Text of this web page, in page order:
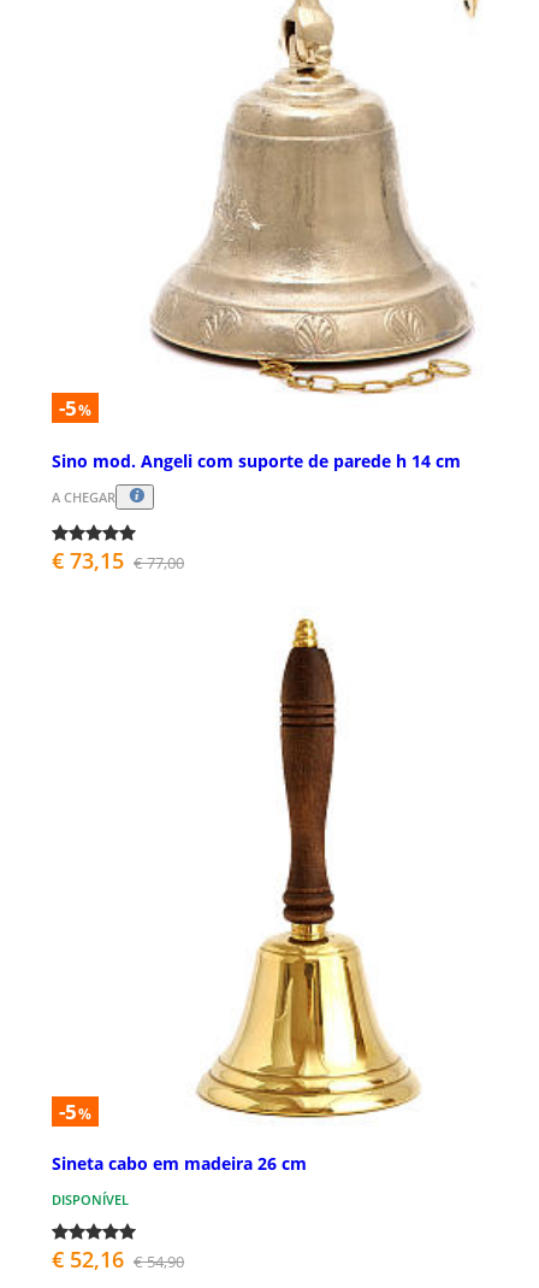
-5%
Sino mod. Angeli com suporte de parede h 14 cm
A CHEGAR
€ 73,15 € 77,00
-5%
Sineta cabo em madeira 26 cm
DISPONÍVEL
€ 52,16 € 54,90